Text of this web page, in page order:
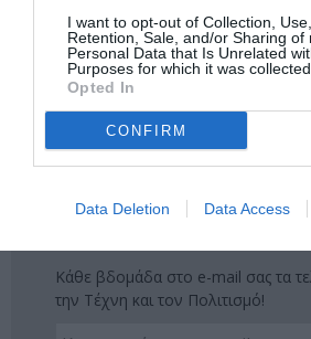
I want to opt-out of Collection, Use,
Retention, Sale, and/or Sharing of
Personal Data that Is Unrelated
Purposes for which it was collected.
Opted In
CONFIRM
Data Deletion Data Access
Tags
ΓΚΟΡΑΝ ΜΠΡΕΓΚΟΒΙΤΣ (GORAN BREGOVIĆ)
Κάθε βδομάδα στο e-mail σας τα
την Τέχνη και τον Πολιτισμό!